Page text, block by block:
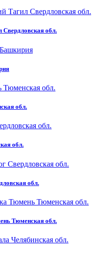
обл.
обл.
обл.
обл.
Тюменская обл.